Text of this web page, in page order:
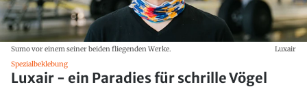
Sumo vor einem seiner beiden fliegenden Werke.
Luxair
Spezialbeklebung
Luxair - ein Paradies für schrille Vögel